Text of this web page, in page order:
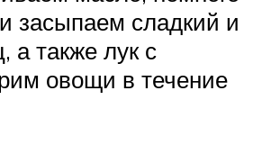
засыпаем сладкий и
а также лук с
овощи в течение